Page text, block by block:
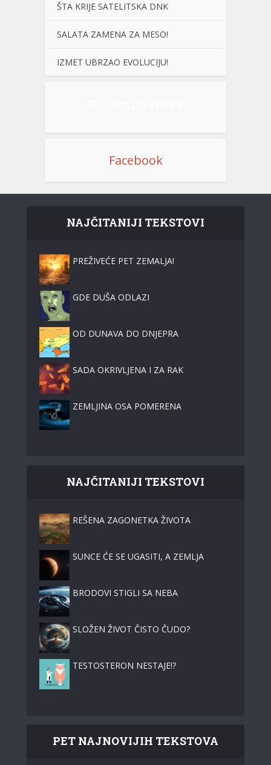
ŠTA KRIJE SATELITSKA DNK
SALATA ZAMENA ZA MESO!
IZMET UBRZAO EVOLUCIJU!
Facebook
NAJČITANIJI TEKSTOVI
PREŽIVEĆE PET ZEMALJA!
GDE DUŠA ODLAZI
OD DUNAVA DO DNJEPRA
SADA OKRIVLJENA I ZA RAK
ZEMLJINA OSA POMERENA
NAJČITANIJI TEKSTOVI
REŠENA ZAGONETKA ŽIVOTA
SUNCE ĆE SE UGASITI, A ZEMLJA
BRODOVI STIGLI SA NEBA
SLOŽEN ŽIVOT ČISTO ČUDO?
TESTOSTERON NESTAJE!?
PET NAJNOVIJIH TEKSTOVA